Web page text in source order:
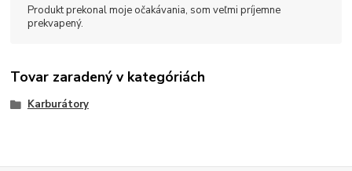
Produkt prekonal moje očakávania, som veľmi príjemne
prekvapený.
Tovar zaradený v kategóriách
Karburátory